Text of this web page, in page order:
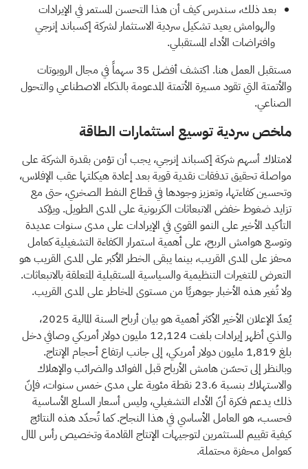
بعد ذلك، سندرس كيف أن هذا التحسن المستمر في الإيرادات
والهوامش يعيد تشكيل سردية الاستثمار لشركة إكسباند إنرجي
وافتراضات الأداء المستقبلي.
مستقبل العمل هنا. اكتشف
أفضل 35 سهماً في مجال الروبوتات
والأتمتةالتي تقود مسيرة الأتمتة المدعومة بالذكاء الاصطناعي والتحول
الصناعي.
ملخص سردية توسيع استثمارات الطاقة
لامتلاك أسهم شركة إكسباند إنرجي، يجب أن تؤمن بقدرة الشركة على
مواصلة تحقيق تدفقات نقدية قوية بعد إعادة هيكلتها عقب الإفلاس،
وتحسين كفاءتها، وتعزيز وجودها في قطاع النفط الصخري، حتى مع
تزايد ضغوط خفض الانبعاثات الكربونية على المدى الطويل. ويؤكد
التأكيد الأخير على النمو القوي في الإيرادات على مدى سنوات عديدة
وتوسع هوامش الربح، على أهمية استمرار الكفاءة التشغيلية كعامل
محفز على المدى القريب، بينما يبقى الخطر الأكبر على المدى القريب هو
التعرض للتغيرات التنظيمية والسياسية المستقبلية المتعلقة بالانبعاثات.
ولا تُغير هذه الأخبار جوهريًا من مستوى المخاطر على المدى القريب.
يُعدّ الإعلان الأخير الأكثر أهمية هو بيان أرباح السنة المالية 2025،
والذي أظهر إيرادات بلغت 12,124 مليون دولار أمريكي وصافي دخل
بلغ 1,819 مليون دولار أمريكي، إلى جانب ارتفاع أحجام الإنتاج.
وبالنظر إلى تحسّن هامش الأرباح قبل الفوائد والضرائب والإهلاك
والاستهلاك بنسبة 23.6 نقطة مئوية على مدى خمس سنوات، فإنّ
ذلك يدعم فكرة أنّ الأداء التشغيلي، وليس أسعار السلع الأساسية
فحسب، هو العامل الأساسي في هذا النجاح. كما تُحدّد هذه النتائج
كيفية تقييم المستثمرين لتوجيهات الإنتاج القادمة وتخصيص رأس المال
كعوامل محفزة محتملة.